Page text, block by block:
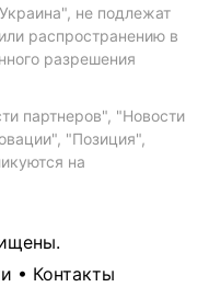
не подлежат
распространению в
разрешения
партнеров", "Новости
"Позиция",
на
• Контакты